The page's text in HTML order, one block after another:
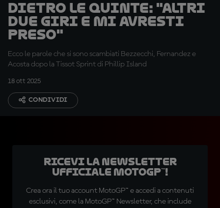
DIETRO LE QUINTE: "Altri
due giri e mi avresti
preso"
Ecco le parole che si sono scambiati Bezzecchi, Fernandez e
Acosta dopo la Tissot Sprint di Phillip Island
18 ott 2025
CONDIVIDI
Ricevi la newsletter
ufficiale MotoGP™!
Crea ora il tuo account MotoGP™ e accedi a contenuti
esclusivi, come la MotoGP™ Newsletter, che include